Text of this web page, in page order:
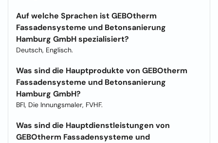
Auf welche Sprachen ist GEBOtherm
Fassadensysteme und Betonsanierung
Hamburg GmbH spezialisiert?
Deutsch, Englisch.
Was sind die Hauptprodukte von GEBOtherm
Fassadensysteme und Betonsanierung
Hamburg GmbH?
BFI, Die Innungsmaler, FVHF.
Was sind die Hauptdienstleistungen von
GEBOtherm Fassadensysteme und